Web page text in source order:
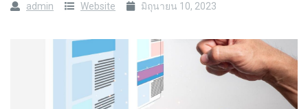
admin Website มิถุนายน 10, 2023